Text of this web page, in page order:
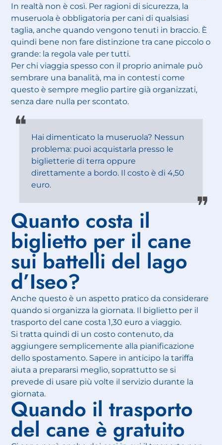
In realtà non è così. Per ragioni di sicurezza, la
museruola è obbligatoria per cani di qualsiasi
taglia, anche quando vengono tenuti in braccio. È
quindi bene non fare distinzione tra cane piccolo o
grande: la regola vale per tutti.
Per chi viaggia spesso con il proprio animale può
sembrare una banalità, ma in contesti come
questo è sempre meglio partire già organizzati,
senza dare nulla per scontato.
Hai dimenticato la museruola? Nessun
problema: puoi acquistarla presso le
biglietterie di terra oppure
direttamente a bordo. Il costo è di 4,50
euro.
Quanto costa il
biglietto per il cane
sui battelli del lago
d’Iseo?
Anche questo è un aspetto pratico da considerare
quando si organizza la giornata. Il biglietto per il
trasporto del cane costa 1,30 euro a viaggio.
Si tratta quindi di un costo contenuto, da
aggiungere semplicemente alla pianificazione
dello spostamento. Sapere in anticipo la tariffa
aiuta a prepararsi meglio, soprattutto se si
prevede di usare più volte il servizio durante la
giornata.
Quando il trasporto
del cane è gratuito